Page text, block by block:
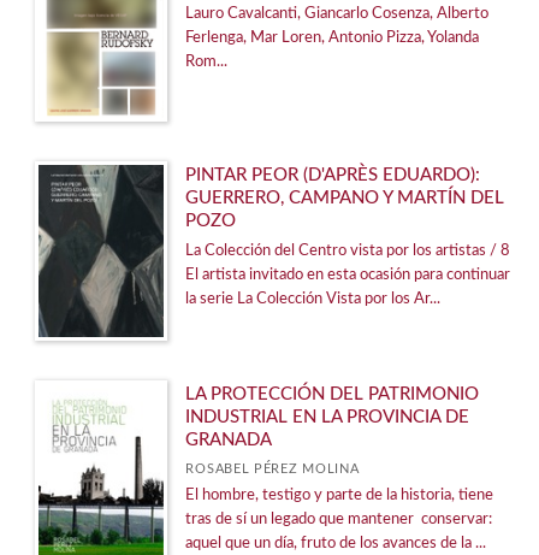
CATÁLOGOS PDF
SOLICITUD DE INSCRIPCION PREGUNTON 2026
Anexo autorrellenable Príncipe Preguntón 2024
Precios aprobados
Catálogo de ventas 2017
Lauro Cavalcanti, Giancarlo Cosenza, Alberto
Ferlenga, Mar Loren, Antonio Pizza, Yolanda
Rom...
PINTAR PEOR (D'APRÈS EDUARDO):
GUERRERO, CAMPANO Y MARTÍN DEL
POZO
La Colección del Centro vista por los artistas / 8
El artista invitado en esta ocasión para continuar
la serie La Colección Vista por los Ar...
LA PROTECCIÓN DEL PATRIMONIO
INDUSTRIAL EN LA PROVINCIA DE
GRANADA
ROSABEL PÉREZ MOLINA
El hombre, testigo y parte de la historia, tiene
tras de sí un legado que mantener conservar:
aquel que un día, fruto de los avances de la ...